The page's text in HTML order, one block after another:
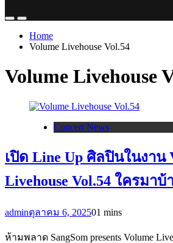
Home
Volume Livehouse Vol.54
Volume Livehouse
Concert News
เปิด Line Up ศิลปินในงาน
Livehouse Vol.54 ใครมาบ้
adminตุลาคม 6, 202501 mins
ห้ามพลาด SangSom presents Volume